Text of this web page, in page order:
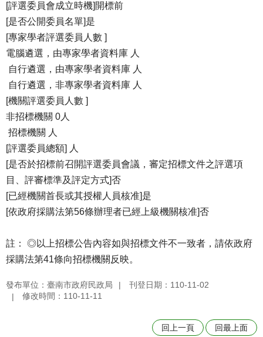
[評選委員會成立時機]開標前
[是否公開委員名單]是
[專家學者評選委員人數 ]
電腦遴選，由專家學者資料庫 人
自行遴選，由專家學者資料庫 人
自行遴選，非專家學者資料庫 人
[機關評選委員人數 ]
非招標機關 0人
招標機關 人
[評選委員總額] 人
[是否於招標前召開評選委員會議，審定招標文件之評選項
目、評審標準及評定方式]否
[已經機關首長或其授權人員核准]是
[依政府採購法第56條辦理者已經上級機關核准]否
註： ◎以上招標公告內容如與招標文件不一致者，請依政府
採購法第41條向招標機關反映。
發布單位：臺南市政府民政局
刊登日期：110-11-02
修改時間：110-11-11
回上一頁 回最上面